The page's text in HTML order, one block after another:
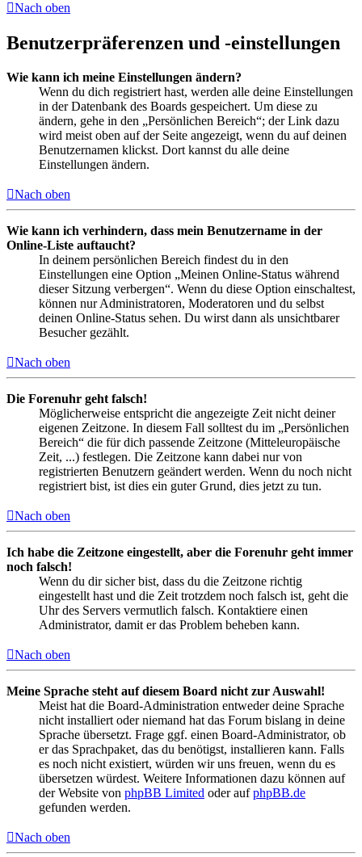
Nach oben
Benutzerpräferenzen und -einstellungen
Wie kann ich meine Einstellungen ändern?
Wenn du dich registriert hast, werden alle deine Einstellungen
in der Datenbank des Boards gespeichert. Um diese zu
ändern, gehe in den „Persönlichen Bereich“; der Link dazu
wird meist oben auf der Seite angezeigt, wenn du auf deinen
Benutzernamen klickst. Dort kannst du alle deine
Einstellungen ändern.
Nach oben
Wie kann ich verhindern, dass mein Benutzername in der
Online-Liste auftaucht?
In deinem persönlichen Bereich findest du in den
Einstellungen eine Option „Meinen Online-Status während
dieser Sitzung verbergen“. Wenn du diese Option einschaltest,
können nur Administratoren, Moderatoren und du selbst
deinen Online-Status sehen. Du wirst dann als unsichtbarer
Besucher gezählt.
Nach oben
Die Forenuhr geht falsch!
Möglicherweise entspricht die angezeigte Zeit nicht deiner
eigenen Zeitzone. In diesem Fall solltest du im „Persönlichen
Bereich“ die für dich passende Zeitzone (Mitteleuropäische
Zeit, ...) festlegen. Die Zeitzone kann dabei nur von
registrierten Benutzern geändert werden. Wenn du noch nicht
registriert bist, ist dies ein guter Grund, dies jetzt zu tun.
Nach oben
Ich habe die Zeitzone eingestellt, aber die Forenuhr geht immer
noch falsch!
Wenn du dir sicher bist, dass du die Zeitzone richtig
eingestellt hast und die Zeit trotzdem noch falsch ist, geht die
Uhr des Servers vermutlich falsch. Kontaktiere einen
Administrator, damit er das Problem beheben kann.
Nach oben
Meine Sprache steht auf diesem Board nicht zur Auswahl!
Meist hat die Board-Administration entweder deine Sprache
nicht installiert oder niemand hat das Forum bislang in deine
Sprache übersetzt. Frage ggf. einen Board-Administrator, ob
er das Sprachpaket, das du benötigst, installieren kann. Falls
es noch nicht existiert, würden wir uns freuen, wenn du es
übersetzen würdest. Weitere Informationen dazu können auf
der Website von phpBB Limited oder aufphpBB.de
gefunden werden.
Nach oben